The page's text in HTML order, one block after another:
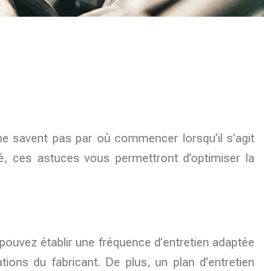
savent pas par où commencer lorsqu’il s’agit
ces astuces vous permettront d’optimiser la
établir une fréquence d’entretien adaptée
du fabricant. De plus, un plan d’entretien